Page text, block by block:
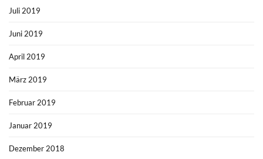
Juli 2019
Juni 2019
April 2019
März 2019
Februar 2019
Januar 2019
Dezember 2018